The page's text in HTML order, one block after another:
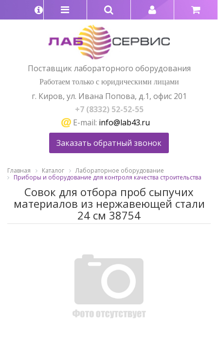
Поставщик лабораторного оборудования
Работаем только с юридическими лицами
г. Киров, ул. Ивана Попова, д.1, офис 201
+7 (8332) 52-52-55
E-mail: info@lab43.ru
Заказать обратный звонок
Главная Каталог
Лабораторное оборудование
Приборы и оборудование для контроля качества строительства
Совок для отбора проб сыпучих
материалов из нержавеющей стали
24 см 38754